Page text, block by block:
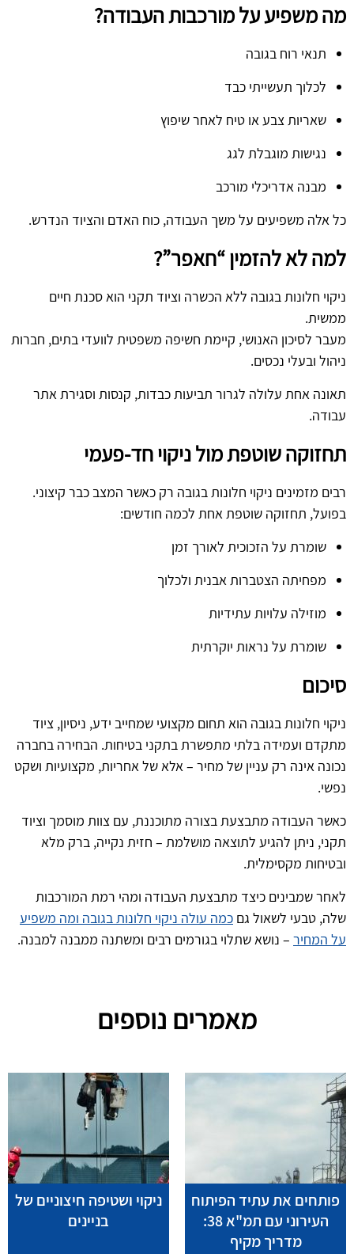
מה משפיע על מורכבות העבודה?
תנאי רוח בגובה
לכלוך תעשייתי כבד
שאריות צבע או טיח לאחר שיפוץ
נגישות מוגבלת לגג
מבנה אדריכלי מורכב
כל אלה משפיעים על משך העבודה, כוח האדם והציוד הנדרש.
למה לא להזמין “חאפר”?
ניקוי חלונות בגובה ללא הכשרה וציוד תקני הוא סכנת חיים
ממשית.
מעבר לסיכון האנושי, קיימת חשיפה משפטית לוועדי בתים, חברות
ניהול ובעלי נכסים.
תאונה אחת עלולה לגרור תביעות כבדות, קנסות וסגירת אתר
עבודה.
תחזוקה שוטפת מול ניקוי חד-פעמי
רבים מזמינים ניקוי חלונות בגובה רק כאשר המצב כבר קיצוני.
בפועל, תחזוקה שוטפת אחת לכמה חודשים:
שומרת על הזכוכית לאורך זמן
מפחיתה הצטברות אבנית ולכלוך
מוזילה עלויות עתידיות
שומרת על נראות יוקרתית
סיכום
ניקוי חלונות בגובה הוא תחום מקצועי שמחייב ידע, ניסיון, ציוד
מתקדם ועמידה בלתי מתפשרת בתקני בטיחות. הבחירה בחברה
נכונה אינה רק עניין של מחיר – אלא של אחריות, מקצועיות ושקט
נפשי.
כאשר העבודה מתבצעת בצורה מתוכננת, עם צוות מוסמך וציוד
תקני, ניתן להגיע לתוצאה מושלמת – חזית נקייה, ברק מלא
ובטיחות מקסימלית.
לאחר שמבינים כיצד מתבצעת העבודה ומהי רמת המורכבות
שלה, טבעי לשאול גם כמה עולה ניקוי חלונות בגובה ומה משפיע
על המחיר – נושא שתלוי בגורמים רבים ומשתנה ממבנה למבנה.
מאמרים נוספים
פותחים את עתיד הפיתוח
העירוני עם תמ"א 38:
מדריך מקיף
ניקוי ושטיפה חיצוניים של
בניינים